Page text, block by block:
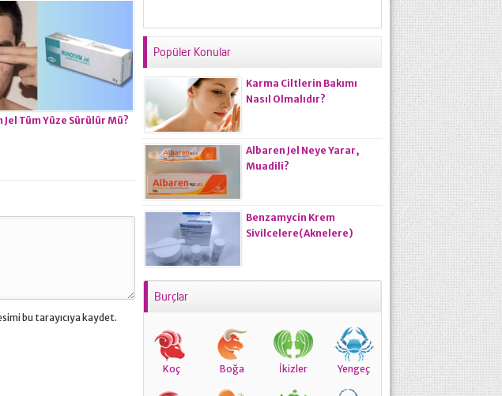
Tüm Yüze Sürülür Mü?
bu tarayıcıya kaydet.
Popüler Konular
Karma Ciltlerin Bakımı
Nasıl Olmalıdır?
Albaren Jel Neye Yarar,
Muadili?
Benzamycin Krem
Sivilcelere(Aknelere)
Burçlar
Koç Boğa İkizler Yengeç